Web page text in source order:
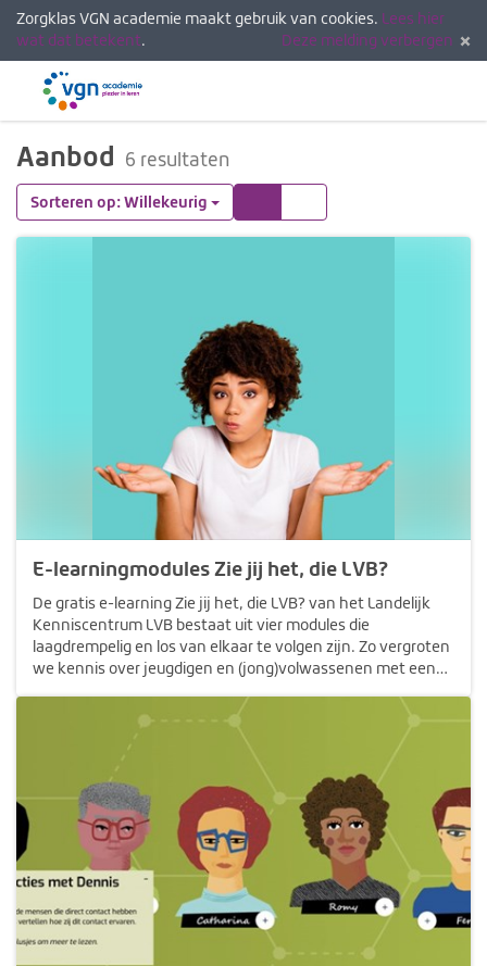
Zorgklas VGN academie maakt gebruik van cookies. Lees hier
wat dat betekent. Deze melding verbergen
Menu
Aanbod 6 resultaten
Sorteren op: Willekeurig
E-learningmodules Zie jij het, die LVB?
De gratis e-learning Zie jij het, die LVB? van het Landelijk
Kenniscentrum LVB bestaat uit vier modules die
laagdrempelig en los van elkaar te volgen zijn. Zo vergroten
we kennis over jeugdigen en (jong)volwassenen met een